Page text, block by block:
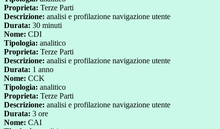
Proprieta: Terze Parti
Descrizione: analisi e profilazione navigazione utente
Durata: 30 minuti
Nome: CDI
Tipologia: analitico
Proprieta: Terze Parti
Descrizione: analisi e profilazione navigazione utente
Durata: 1 anno
Nome: CCK
Tipologia: analitico
Proprieta: Terze Parti
Descrizione: analisi e profilazione navigazione utente
Durata: 3 ore
Nome: CAI